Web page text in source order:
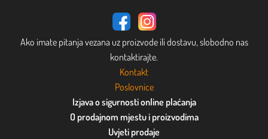
Ako imate pitanja vezana uz proizvode ili dostavu, slobodno nas
kontaktirajte.
Kontakt
Poslovnice
Izjava o sigurnosti online plaćanja
O prodajnom mjestu i proizvodima
Uvjeti prodaje